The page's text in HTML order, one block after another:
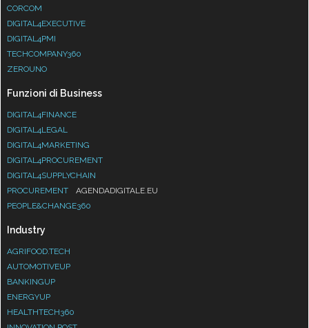
CORCOM
DIGITAL4EXECUTIVE
DIGITAL4PMI
TECHCOMPANY360
ZEROUNO
Funzioni di Business
DIGITAL4FINANCE
DIGITAL4LEGAL
DIGITAL4MARKETING
DIGITAL4PROCUREMENT
DIGITAL4SUPPLYCHAIN
PROCUREMENT
AGENDADIGITALE.EU
PEOPLE&CHANGE360
Industry
AGRIFOOD.TECH
AUTOMOTIVEUP
BANKINGUP
ENERGYUP
HEALTHTECH360